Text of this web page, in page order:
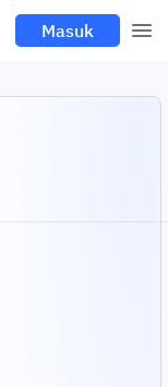
Masuk